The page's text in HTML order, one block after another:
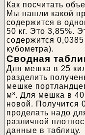
Как посчитать
Мы нашли какой
содержится в
50 кг. Это 3,85%.
содержится
кубометра).
Сводная
Для мешка в 25
разделить
мешке
м³. Для мешка в 40
новой. Получится
проделать надо
различной
данные в таблицу.